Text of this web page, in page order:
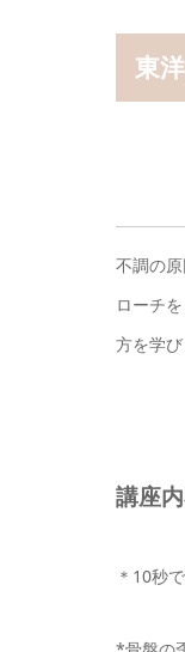
東
不調の
ローチ
方を学び
講座
＊10秒